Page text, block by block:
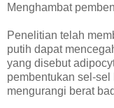
Menghambat
Penelitian telah
putih dapat
yang disebut
pembentukan sel-
mengurangi berat